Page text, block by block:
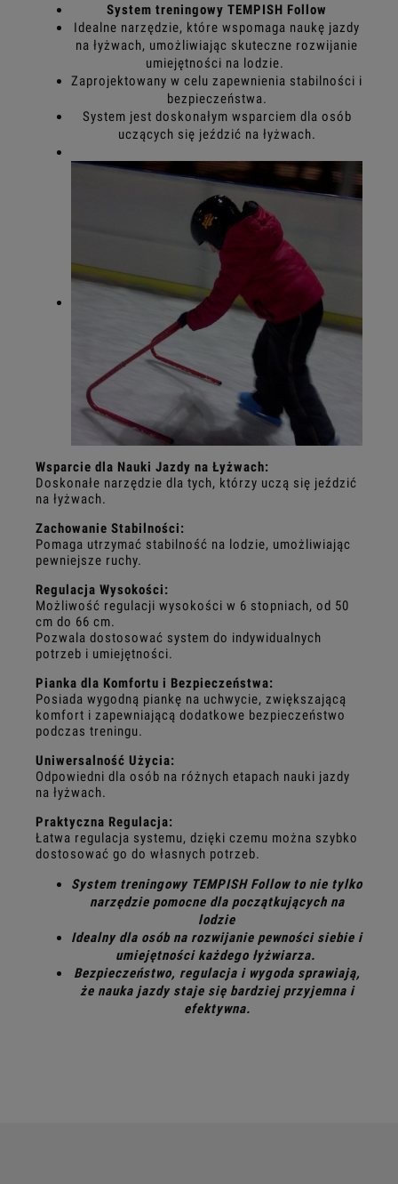
System treningowy TEMPISH Follow
Idealne narzędzie, które wspomaga naukę jazdy
na łyżwach, umożliwiając skuteczne rozwijanie
umiejętności na lodzie.
Zaprojektowany w celu zapewnienia stabilności i
bezpieczeństwa.
System jest doskonałym wsparciem dla osób
uczących się jeździć na łyżwach.
Wsparcie dla Nauki Jazdy na Łyżwach:
Doskonałe narzędzie dla tych, którzy uczą się jeździć
na łyżwach.
Zachowanie Stabilności:
Pomaga utrzymać stabilność na lodzie, umożliwiając
pewniejsze ruchy.
Regulacja Wysokości:
Możliwość regulacji wysokości w 6 stopniach, od 50
cm do 66 cm.
Pozwala dostosować system do indywidualnych
potrzeb i umiejętności.
Pianka dla Komfortu i Bezpieczeństwa:
Posiada wygodną piankę na uchwycie, zwiększającą
komfort i zapewniającą dodatkowe bezpieczeństwo
podczas treningu.
Uniwersalność Użycia:
Odpowiedni dla osób na różnych etapach nauki jazdy
na łyżwach.
Praktyczna Regulacja:
Łatwa regulacja systemu, dzięki czemu można szybko
dostosować go do własnych potrzeb.
System treningowy TEMPISH Follow to nie tylko
narzędzie pomocne dla początkujących na
lodzie
Idealny dla osób na rozwijanie pewności siebie i
umiejętności każdego łyżwiarza.
Bezpieczeństwo, regulacja i wygoda sprawiają,
że nauka jazdy staje się bardziej przyjemna i
efektywna.